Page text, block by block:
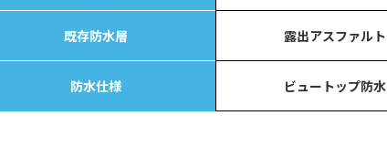
既存防水層 露出アスファルト
防水仕様 ビュートップ防水